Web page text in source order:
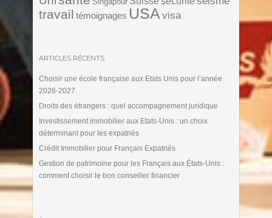
travail témoignages USA visa
ARTICLES RÉCENTS
Choisir une école française aux Etats Unis pour l’année
2026-2027.
Droits des étrangers : quel accompagnement juridique
Investissement immobilier aux Etats-Unis : un choix
déterminant pour les expatriés
Crédit Immobilier pour Français Expatriés
Gestion de patrimoine pour les Français aux États-Unis :
comment choisir le bon conseiller financier